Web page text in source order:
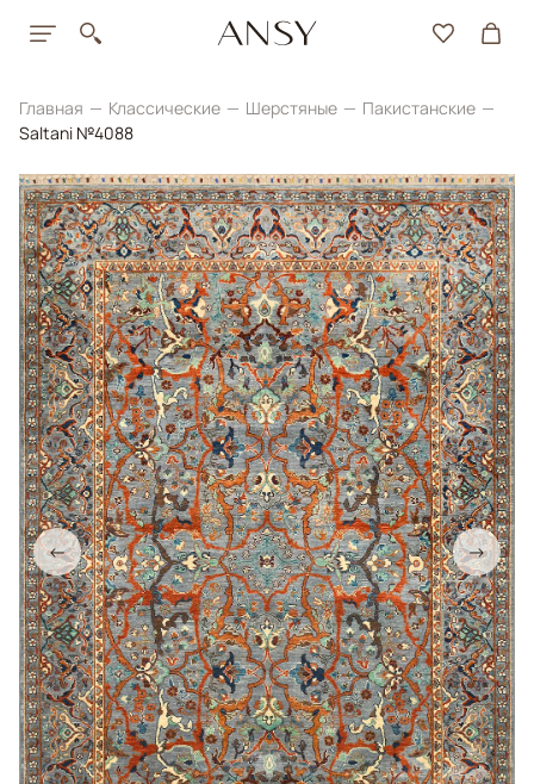
Главная Классические Шерстяные
Пакистанские
Saltani №4088
← →